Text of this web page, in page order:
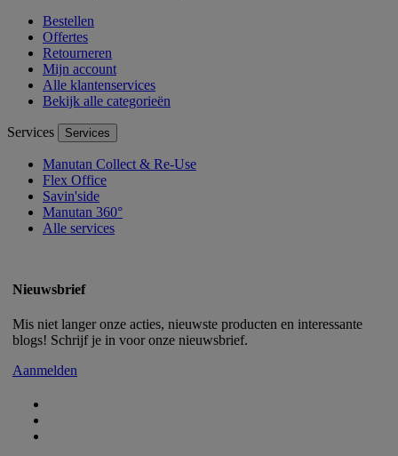
Bestellen
Offertes
Retourneren
Mijn account
Alle klantenservices
Bekijk alle categorieën
Services Services
Manutan Collect & Re-Use
Flex Office
Savin'side
Manutan 360°
Alle services
Nieuwsbrief
Mis niet langer onze acties, nieuwste producten en interessante
blogs! Schrijf je in voor onze nieuwsbrief.
Aanmelden